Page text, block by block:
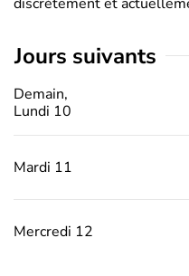
jours suivants
Demain,
Lundi 10
Mardi 11
Mercredi 12